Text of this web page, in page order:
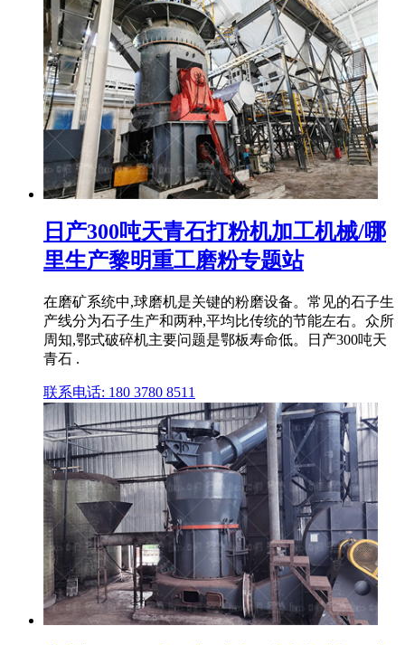
日产300吨天青石打粉机加工机械/哪
里生产黎明重工磨粉专题站
在磨矿系统中,球磨机是关键的粉磨设备。常见的石子生
产线分为石子生产和两种,平均比传统的节能左右。众所
周知,鄂式破碎机主要问题是鄂板寿命低。日产300吨天
青石 .
联系电话: 180 3780 8511